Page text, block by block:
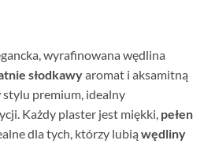
wyrafinowana wędlina
słodkawyaromat i aksamitną
premium, idealny
Każdy plaster jest miękki, pełen
dla tych, którzy lubią wędliny